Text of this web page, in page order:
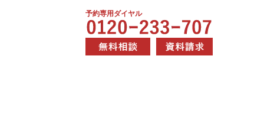
予約専用ダイヤル